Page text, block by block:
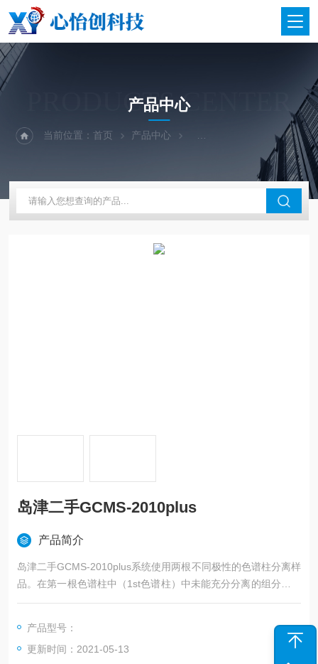
PRODUCTS CENTER
产品中心
当前位置：首页 产品中心 二手仪器-光谱-色谱-质谱
岛津二手GCMS-2010plus
产品简介
岛津二手GCMS-2010plus系统使用两根不同极性的色谱柱分离样
品。在第一根色谱柱中（1st色谱柱）中未能充分分离的组分将导
入（中心切割）到第二根色谱柱（2nd色谱柱）中进行进一步分
产品型号：
更新时间：2021-05-13